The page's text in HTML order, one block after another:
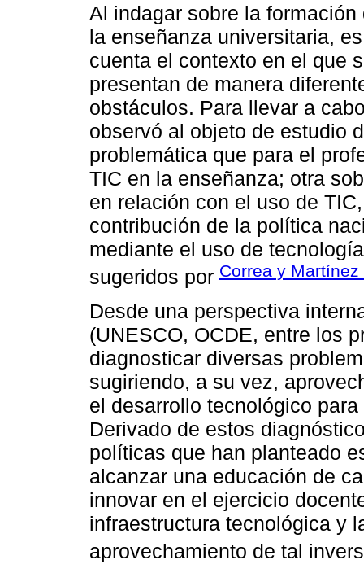
Al indagar sobre la
la enseñanza universitaria,
cuenta el contexto en el que
presentan de manera
obstáculos. Para llevar a
observó al objeto de estudio
problemática que para el
TIC en la enseñanza; otra
en relación con el uso de
contribución de la política
mediante el uso de
sugeridos por Correa y Martínez
Desde una perspectiva
(UNESCO, OCDE, entre los
diagnosticar diversas
sugiriendo, a su vez,
el desarrollo tecnológico
Derivado de estos
políticas que han planteado
alcanzar una educación de
innovar en el ejercicio
infraestructura tecnológica y
aprovechamiento de tal